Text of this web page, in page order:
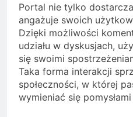
Portal nie tylko
angażuje swoich
Dzięki możliwości
udziału w dyskusjach,
się swoimi
Taka forma interakcji
społeczności, w której
wymieniać się